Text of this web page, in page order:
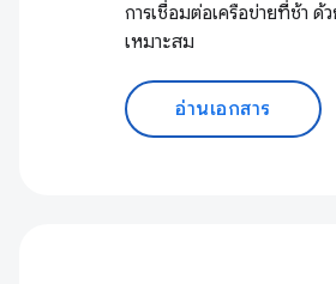
การเชื่อมต่อเครือข่ายที่ช้า ด้
เหมาะสม
อ่านเอกสาร